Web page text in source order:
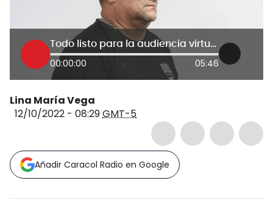
Todo listo para la audiencia virtual de ‘Otoniel’: será ante juzgado de Antioquia
00:00:00 05:46
Lina María Vega
12/10/2022 - 08:29GMT-5
Añadir Caracol Radio en Google